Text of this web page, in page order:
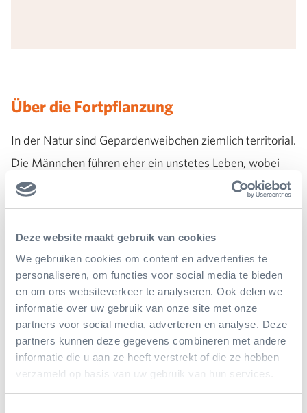
Deze website maakt gebruik van cookies
We gebruiken cookies om content en advertenties te
personaliseren, om functies voor social media te bieden
en om ons websiteverkeer te analyseren. Ook delen we
informatie over uw gebruik van onze site met onze
partners voor social media, adverteren en analyse. Deze
partners kunnen deze gegevens combineren met andere
informatie die u aan ze heeft verstrekt of die ze hebben
verzameld op basis van uw gebruik van hun services.
Über die Fortpflanzung
In der Natur sind Gepardenweibchen ziemlich territorial.
Die Männchen führen eher ein unstetes Leben, wobei
Brüder oft jahrelang miteinander umher ziehen. Der Ruf
von fremden männlichen Geparden in ihrem Territorium
löst beim Weibchen einen Eisprung aus. Geparden-
Welpen werden an einem geschützten Platz blind und
ziemlich hilflos geboren. Gepardenwelpen haben viele
Feinde, sie werden z. B. von Löwen und Hyänen
angegriffen.